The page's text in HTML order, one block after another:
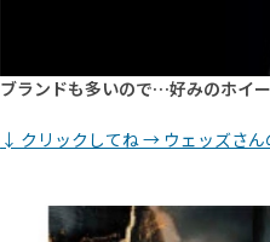
ブランドも多いので…好みのホイ
↓ クリックしてね → ウェッズさ